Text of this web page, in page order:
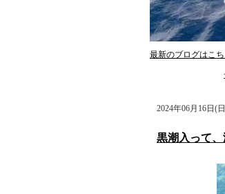
最新のブログはこ
2024年06月16日(
黒潮入って、